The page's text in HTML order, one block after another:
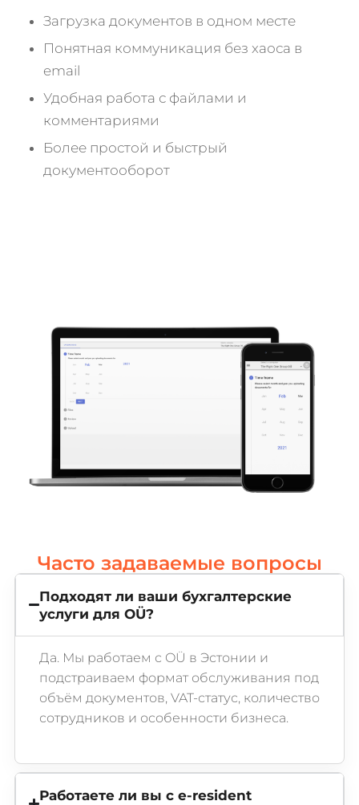
Загрузка документов в одном месте
Понятная коммуникация без хаоса в
email
Удобная работа с файлами и
комментариями
Более простой и быстрый
документооборот
Часто задаваемые вопросы
Подходят ли ваши бухгалтерские
услуги для OÜ?
Да. Мы работаем с OÜ в Эстонии и
подстраиваем формат обслуживания под
объём документов, VAT-статус, количество
сотрудников и особенности бизнеса.
Работаете ли вы с e-resident